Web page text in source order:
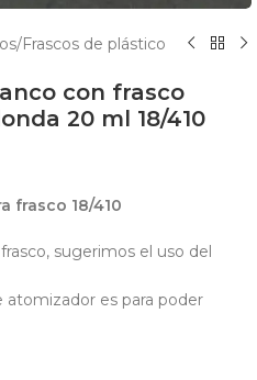
/Frascos de plástico
con frasco
20 ml 18/410
frasco 18/410
sugerimos el uso del
es para poder